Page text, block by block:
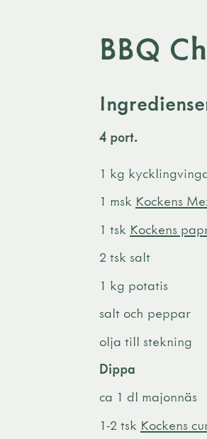
BBQ
4 port.
1 kg
1 msk Kockens
1 tsk Kockens
2 tsk salt
1 kg potatis
salt och peppar
olja till stekning
Dippa
ca 1 dl majonnäs
1-2 tsk Kockens